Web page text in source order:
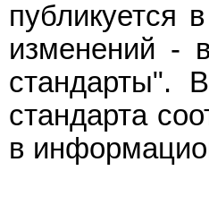
публикуется
изменений -
стандарты".
стандарта
в